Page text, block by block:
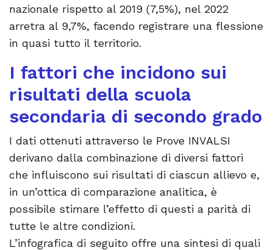
nazionale rispetto al 2019 (7,5%), nel 2022
arretra al 9,7%, facendo registrare una flessione
in quasi tutto il territorio.
I fattori che incidono sui
risultati della scuola
secondaria di secondo grado
I dati ottenuti attraverso le Prove INVALSI
derivano dalla combinazione di diversi fattori
che influiscono sui risultati di ciascun allievo e,
in un’ottica di comparazione analitica, è
possibile stimare l’effetto di questi a parità di
tutte le altre condizioni.
L’infografica di seguito offre una sintesi di quali